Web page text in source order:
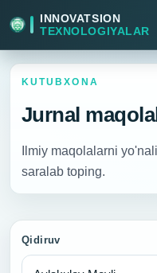
INNOVATSION
TEXNOLOGIYALAR
KUTUBXONA
Jurnal
Ilmiy maqolalarni
saralab toping.
Qidiruv